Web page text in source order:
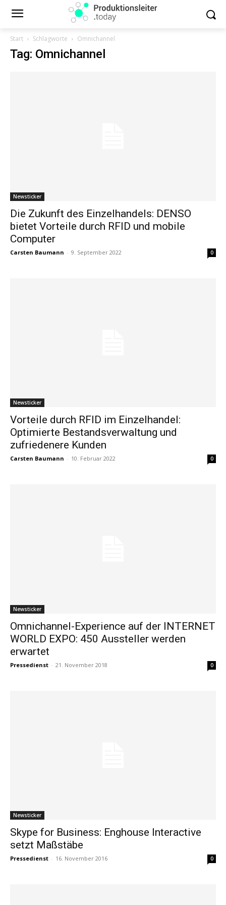
Start Schlagworte Omnichannel
Tag: Omnichannel
Newsticker
Die Zukunft des Einzelhandels: DENSO
bietet Vorteile durch RFID und mobile
Computer
Carsten Baumann - 9. September 2022 0
Newsticker
Vorteile durch RFID im Einzelhandel:
Optimierte Bestandsverwaltung und
zufriedenere Kunden
Carsten Baumann - 10. Februar 2022 0
Newsticker
Omnichannel-Experience auf der INTERNET
WORLD EXPO: 450 Aussteller werden
erwartet
Pressedienst - 21. November 2018 0
Newsticker
Skype for Business: Enghouse Interactive
setzt Maßstäbe
Pressedienst - 16. November 2016 0